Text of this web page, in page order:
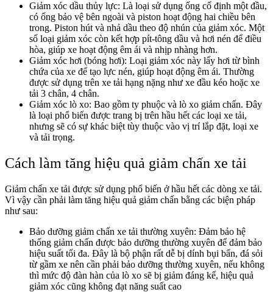
Giảm xóc dầu thủy lực: Là loại sử dụng ống cố định một đầu,
có ống bảo vệ bên ngoài và piston hoạt động hai chiều bên
trong. Piston hút và nhả dầu theo độ nhún của giảm xóc. Một
số loại giảm xóc còn kết hợp pít-tông dầu và hơi nén để điều
hòa, giúp xe hoạt động êm ái và nhịp nhàng hơn.
Giảm xóc hơi (bóng hơi): Loại giảm xóc này lấy hơi từ bình
chứa của xe để tạo lực nén, giúp hoạt động êm ái. Thường
được sử dụng trên xe tải hạng nặng như xe đầu kéo hoặc xe
tải 3 chân, 4 chân.
Giảm xóc lò xo: Bao gồm ty phuộc và lò xo giảm chấn. Đây
là loại phổ biến được trang bị trên hầu hết các loại xe tải,
nhưng sẽ có sự khác biệt tùy thuộc vào vị trí lắp đặt, loại xe
và tải trọng.
Cách làm tăng hiệu quả giảm chấn xe tải
Giảm chấn xe tải được sử dụng phổ biến ở hầu hết các dòng xe tải.
Vì vậy cần phải làm tăng hiệu quả giảm chấn bằng các biện pháp
như sau:
Bảo dưỡng giảm chấn xe tải thường xuyên: Đảm bảo hệ
thống giảm chấn được bảo dưỡng thường xuyên để đảm bảo
hiệu suất tối đa. Đây là bộ phận rất dễ bị dính bụi bẩn, đá sỏi
từ gầm xe nên cần phải bảo dưỡng thường xuyên, nếu không
thì mức độ đàn hàn của lò xo sẽ bị giảm đáng kể, hiệu quả
giảm xóc cũng không đạt năng suất cao